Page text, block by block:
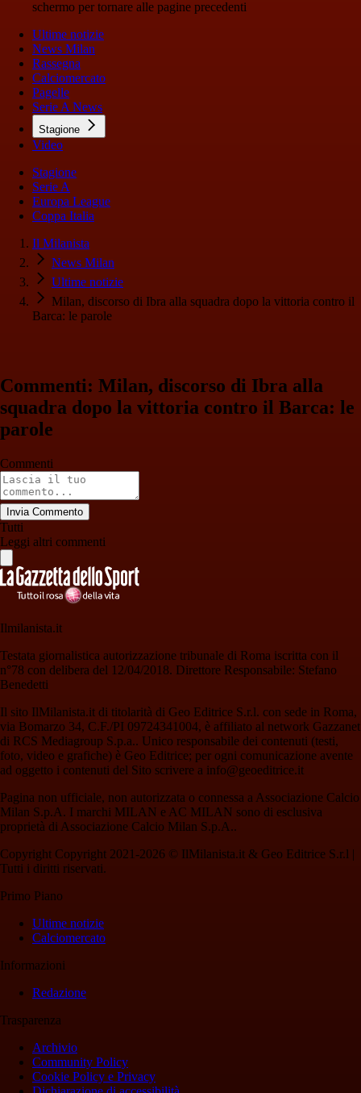
schermo per tornare alle pagine precedenti
Ultime notizie
News Milan
Rassegna
Calciomercato
Pagelle
Serie A News
Stagione
Video
Stagione
Serie A
Europa League
Coppa Italia
Il Milanista
News Milan
Ultime notizie
Milan, discorso di Ibra alla squadra dopo la vittoria contro il
Barca: le parole
Commenti: Milan, discorso di Ibra alla
squadra dopo la vittoria contro il Barca: le
parole
Commenti
Invia Commento
Tutti
Leggi altri commenti
Ilmilanista.it
Testata giornalistica autorizzazione tribunale di Roma iscritta con il
n°78 con delibera del 12/04/2018. Direttore Responsabile: Stefano
Benedetti
Il sito IlMilanista.it di titolarità di Geo Editrice S.r.l. con sede in Roma,
via Bomarzo 34, C.F./PI 09724341004, è affiliato al network Gazzanet
di RCS Mediagroup S.p.a.. Unico responsabile dei contenuti (testi,
foto, video e grafiche) è Geo Editrice; per ogni comunicazione avente
ad oggetto i contenuti del Sito scrivere a info@geoeditrice.it
Pagina non ufficiale, non autorizzata o connessa a Associazione Calcio
Milan S.p.A. I marchi MILAN e AC MILAN sono di esclusiva
proprietà di Associazione Calcio Milan S.p.A..
Copyright Copyright 2021-2026 © IlMilanista.it & Geo Editrice S.r.l |
Tutti i diritti riservati.
Primo Piano
Ultime notizie
Calciomercato
Informazioni
Redazione
Trasparenza
Archivio
Community Policy
Cookie Policy e Privacy